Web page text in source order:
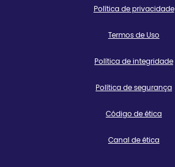
Política de privacidade
Termos de Uso
Política de integridade
Política de segurança
Código de ética
Canal de ética